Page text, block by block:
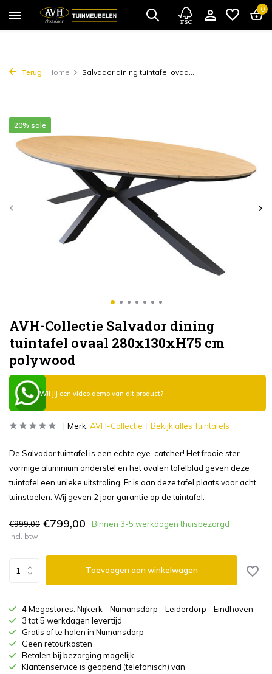
0
Terug Home Salvador dining tuintafel ovaa...
AVH-Collectie Salvador dining
tuintafel ovaal 280x130xH75 cm
polywood
20% sale
Wil jij een video demo van dit product?
Merk: AVH-Collectie Bekijk alles Tuintafels
De Salvador tuintafel is een echte eye-catcher! Het fraaie ster-
vormige aluminium onderstel en het ovalen tafelblad geven deze
tuintafel een unieke uitstraling. Er is aan deze tafel plaats voor acht
tuinstoelen. Wij geven 2 jaar garantie op de tuintafel.
€999,00 €799,00 Binnen 3-5 werkdagen thuisbezorgd
Incl. btw
Toevoegen aan winkelwagen
4 Megastores: Nijkerk - Numansdorp - Leiderdorp - Eindhoven
3 tot 5 werkdagen levertijd
Gratis af te halen in Numansdorp
Geen retourkosten
Betalen bij bezorging mogelijk
Klantenservice is geopend (telefonisch) van